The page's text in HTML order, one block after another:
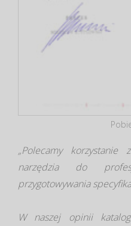
Polecamy korzystanie
narzędzia do
przygotowywania
W naszej opinii
dowolnym momencie wycofać.
Polityka prywatności
Klauzula Informacyjna